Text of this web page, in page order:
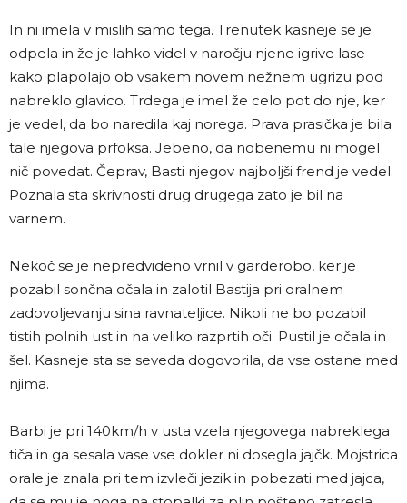
In ni imela v mislih samo tega. Trenutek kasneje se je
odpela in že je lahko videl v naročju njene igrive lase
kako plapolajo ob vsakem novem nežnem ugrizu pod
nabreklo glavico. Trdega je imel že celo pot do nje, ker
je vedel, da bo naredila kaj norega. Prava prasička je bila
tale njegova prfoksa. Jebeno, da nobenemu ni mogel
nič povedat. Čeprav, Basti njegov najboljši frend je vedel.
Poznala sta skrivnosti drug drugega zato je bil na
varnem.
Nekoč se je nepredvideno vrnil v garderobo, ker je
pozabil sončna očala in zalotil Bastija pri oralnem
zadovoljevanju sina ravnateljice. Nikoli ne bo pozabil
tistih polnih ust in na veliko razprtih oči. Pustil je očala in
šel. Kasneje sta se seveda dogovorila, da vse ostane med
njima.
Barbi je pri 140km/h v usta vzela njegovega nabreklega
tiča in ga sesala vase vse dokler ni dosegla jajčk. Mojstrica
orale je znala pri tem izvleči jezik in pobezati med jajca,